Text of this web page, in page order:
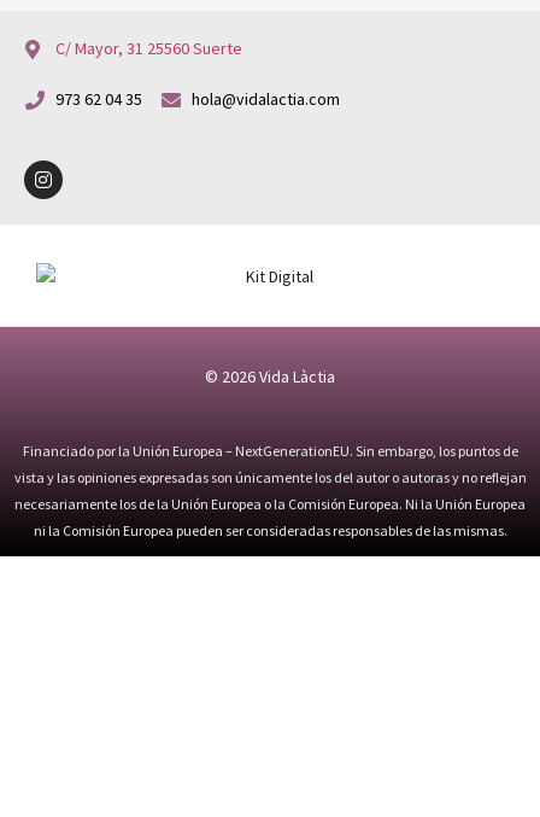
C/ Mayor, 31 25560 Suerte
973 62 04 35 hola@vidalactia.com
© 2026Vida Làctia
Financiado por la Unión Europea – NextGenerationEU. Sin embargo, los puntos de
vista y las opiniones expresadas son únicamente los del autor o autoras y no reflejan
necesariamente los de la Unión Europea o la Comisión Europea. Ni la Unión Europea
ni la Comisión Europea pueden ser consideradas responsables de las mismas.